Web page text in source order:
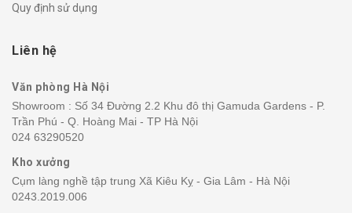
Quy định sử dụng
Liên hệ
Văn phòng Hà Nội
Showroom : Số 34 Đường 2.2 Khu đô thị Gamuda Gardens - P.
Trần Phú - Q. Hoàng Mai - TP Hà Nội
024 63290520
Kho xưởng
Cụm làng nghề tập trung Xã Kiêu Kỵ - Gia Lâm - Hà Nội
0243.2019.006